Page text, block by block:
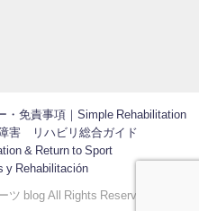
・免責事項｜Simple Rehabilitation
害 リハビリ総合ガイド
& Return to Sport
y Rehabilitación
ツ blog All Rights Reserved.